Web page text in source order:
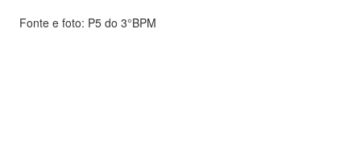
Fonte e foto: P5 do 3°BPM